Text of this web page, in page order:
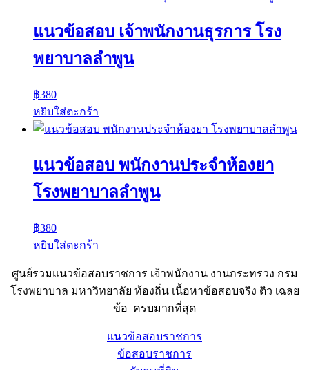
แนวข้อสอบ เจ้าพนักงานธุรการ โรง
พยาบาลลำพูน
฿380
หยิบใส่ตะกร้า
แนวข้อสอบ พนักงานประจำห้องยา
โรงพยาบาลลำพูน
฿380
หยิบใส่ตะกร้า
ศูนย์รวมแนวข้อสอบราชการ เจ้าพนักงาน งานกระทรวง กรม
โรงพยาบาล มหาวิทยาลัย ท้องถิ่น เนื้อหาข้อสอบจริง ติว เฉลย
ข้อ ครบมากที่สุด
แนวข้อสอบราชการ
ข้อสอบราชการ